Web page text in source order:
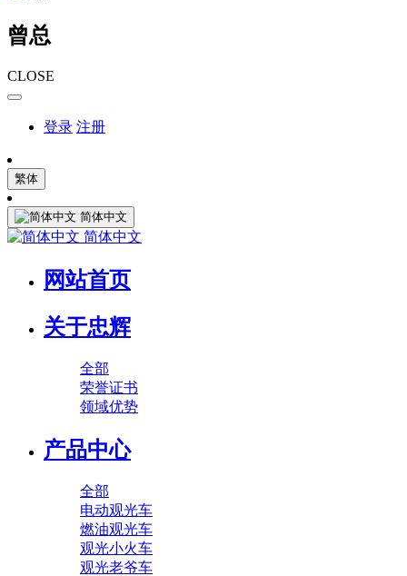
曾总
CLOSE
登录 注册
繁体
简体中文
简体中文
网站首页
关于忠辉
全部
荣誉证书
领域优势
产品中心
全部
电动观光车
燃油观光车
观光小火车
观光老爷车